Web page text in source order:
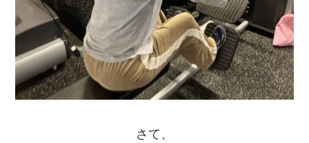
さて、